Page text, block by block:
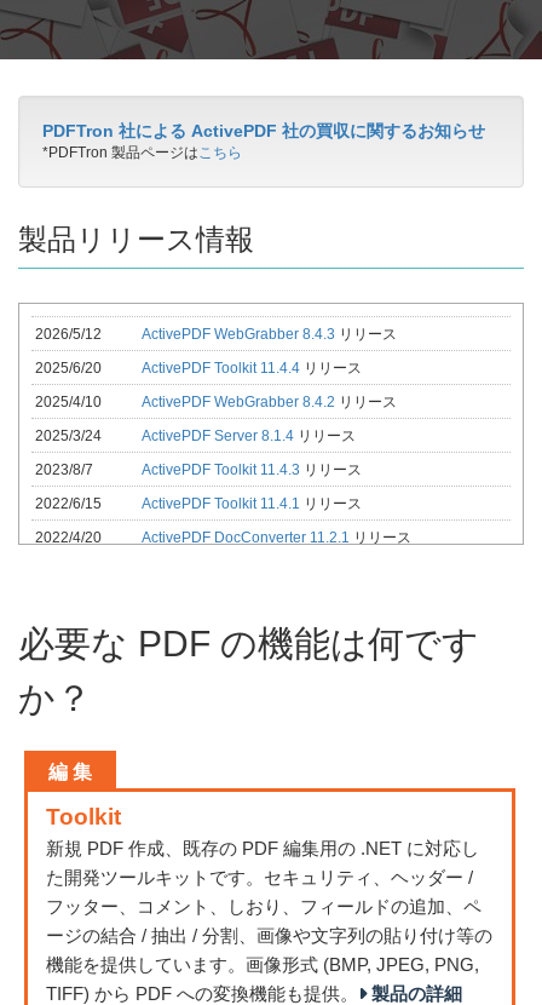
PDFTron 社による ActivePDF 社の買収に関するお知らせ
*PDFTron 製品ページはこちら
製品リリース情報
2026/5/12 ActivePDF WebGrabber 8.4.3 リリース
2025/6/20
ActivePDF Toolkit 11.4.4 リリース
2025/4/10
ActivePDF WebGrabber 8.4.2 リリース
2025/3/24
ActivePDF Server 8.1.4 リリース
2023/8/7
ActivePDF Toolkit 11.4.3 リリース
2022/6/15
ActivePDF Toolkit 11.4.1 リリース
2022/4/20
ActivePDF DocConverter 11.2.1 リリース
2021/9/8
ActivePDF Toolkit 11.2.0リリース
2021/5/24
2020/10/26
2020/10/26
2020/10/23
ActivePDF Toolkit 10.3.0リリース
2020/9/20 をもって ActivePDF Reader Plus が販売終息
となります
2020/8/17
ActivePDF Reader Plus 4.6.1 リリース
2020/8/11
ActivePDF DocConverter
10.4.1 リリース
必要な PDF の機能は何です
か？
編 集
Toolkit
新規 PDF 作成、既存の PDF 編集用の .NET に対応し
た開発ツールキットです。セキュリティ、ヘッダー /
フッター、コメント、しおり、フィールドの追加、ペ
ージの結合 / 抽出 / 分割、画像や文字列の貼り付け等の
機能を提供しています。画像形式 (BMP, JPEG, PNG,
TIFF) から PDF への変換機能も提供。
製品の詳細